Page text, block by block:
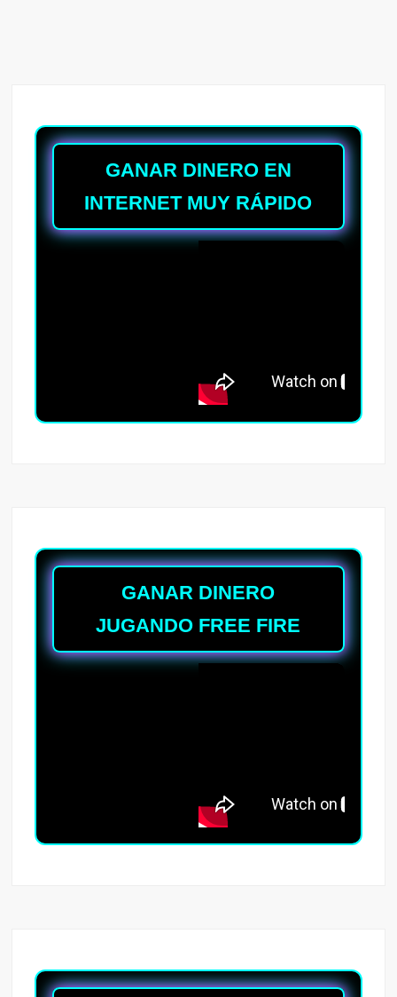
GANAR DINERO EN
INTERNET MUY RÁPIDO
GANAR DINERO
JUGANDO FREE FIRE